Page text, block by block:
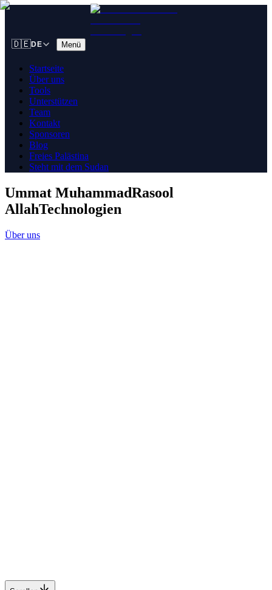
🇩🇪DE Menü
Startseite
Über uns
Tools
Unterstützen
Team
Kontakt
Sponsoren
Blog
Freies Palästina
Steht mit dem Sudan
Ummat MuhammadRasool
AllahTechnologien
Über uns